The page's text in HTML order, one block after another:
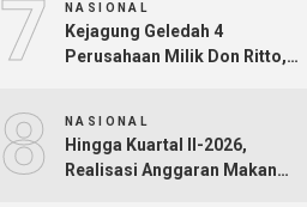
7 NASIONAL
Kejagung Geledah 4
Perusahaan Milik Don Ritto,
8 NASIONAL
Hingga Kuartal II-2026,
Realisasi Anggaran Makan